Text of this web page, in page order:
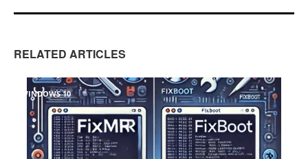
RELATED ARTICLES
WINDOWS 10